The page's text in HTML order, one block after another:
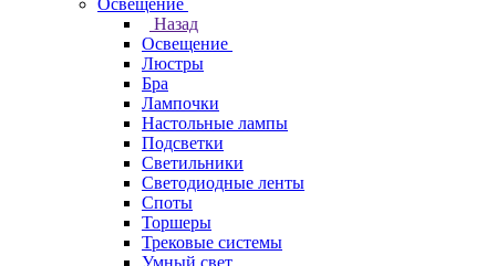
Освещение
Назад
Освещение
Люстры
Бра
Лампочки
Настольные лампы
Подсветки
Светильники
Светодиодные ленты
Споты
Торшеры
Трековые системы
Умный свет